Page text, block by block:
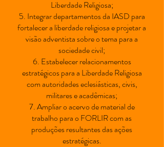
Liberdade Religiosa;
5. Integrar departamentos da IASD para
fortalecer a liberdade religiosa e projetar a
visão adventista sobre o tema para a
sociedade civil;
6. Estabelecer relacionamentos
estratégicos para a Liberdade Religiosa
com autoridades eclesiásticas, civis,
militares e acadêmicas;
7. Ampliar o acervo de material de
trabalho para o FORLIR com as
produções resultantes das ações
estratégicas.